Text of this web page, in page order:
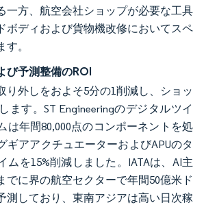
一方、航空会社ショップが必要な工具
ボディおよび貨物機改修においてスペ
。
び予測整備のROI
り外しをおよそ5分の1削減し、ショッ
ます。ST Engineeringのデジタルツイ
は年間80,000点のコンポーネントを処
ギアアクチュエーターおよびAPUのタ
ムを15%削減しました。IATAは、AI主
でに界の航空セクターで年間50億米ド
測しており、東南アジアは高い日次稼